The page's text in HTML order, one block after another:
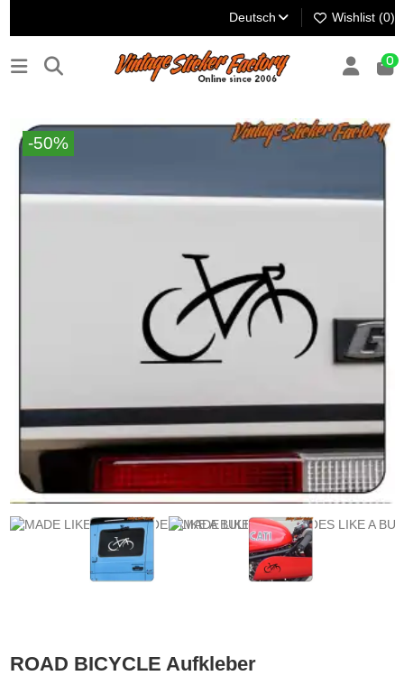
Deutsch Wishlist (0)
0
-50%
ROAD BICYCLE Aufkleber